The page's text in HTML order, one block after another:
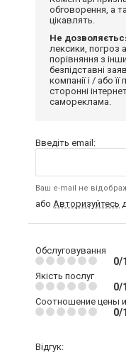
обговорення, а
цікавлять.
Не
лексики, погроз
порівняння з
безпідставні
компанії і / або
сторонні
самореклама.
Введіть email:
Ваш e-mail не
або Авторизуйтесь
Обслуговування
0/
Якість послуг
0/
Соотношение цены
0/
Відгук: